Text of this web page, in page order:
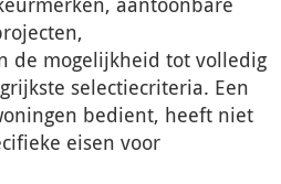
de mogelijkheid tot volledig
selectiecriteria. Een
bedient, heeft niet
eisen voor